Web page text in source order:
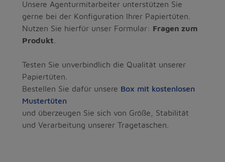
Unsere Agenturmitarbeiter unterstützen Sie
gerne bei der Konfiguration Ihrer Papiertüten.
Nutzen Sie hierfür unser Formular: Fragen zum
Produkt
Testen Sie unverbindlich die Qualität unserer
Papiertüten.
Bestellen Sie dafür unsere Box mit kostenlosen
Mustertüten
und überzeugen Sie sich von Größe, Stabilität
und Verarbeitung unserer Tragetaschen.